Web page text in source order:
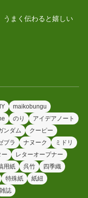
うまく伝わると嬉しい
maikobungu
のり
アイデアノート
ンダム
クーピー
ブラ ナヌーク
ミドリ
ー
レターオープナー
用紙 呉竹
四季織
特殊紙
紙紐
雑誌